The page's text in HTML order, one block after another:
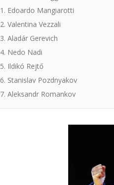
1. Edoardo Mangiarotti
2. Valentina Vezzali
3. Aladár Gerevich
4. Nedo Nadi
5. Ildikó Rejtő
6. Stanislav Pozdnyakov
7. Aleksandr Romankov